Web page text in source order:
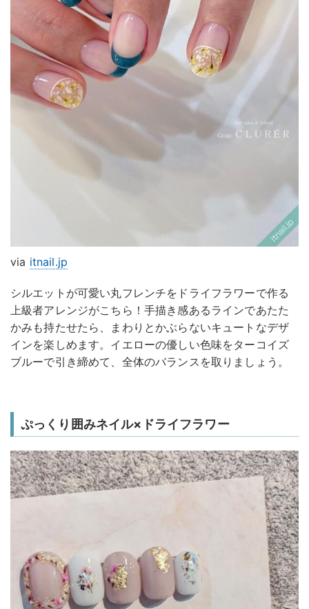
via itnail.jp
シルエットが可愛い丸フレンチをドライフラワーで作る
上級者アレンジがこちら！手描き感あるラインであたた
かみも持たせたら、まわりとかぶらないキュートなデザ
インを楽しめます。イエローの優しい色味をターコイズ
ブルーで引き締めて、全体のバランスを取りましょう。
ぷっくり囲みネイル×ドライフラワー